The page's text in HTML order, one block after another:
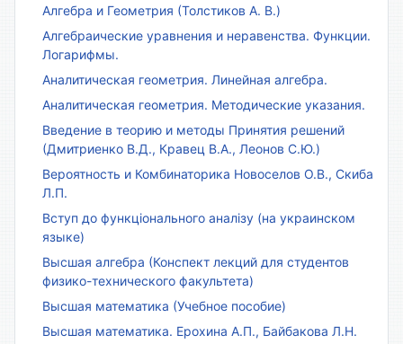
Алгебра и Геометрия (Толстиков А. В.)
Алгебраические уравнения и неравенства. Функции.
Логарифмы.
Аналитическая геометрия. Линейная алгебра.
Аналитическая геометрия. Методические указания.
Введение в теорию и методы Принятия решений
(Дмитриенко В.Д., Кравец В.А., Леонов С.Ю.)
Вероятность и Комбинаторика Новоселов О.В., Скиба
Л.П.
Вступ до функціонального аналізу (на украинском
языке)
Высшая алгебра (Конспект лекций для студентов
физико-технического факультета)
Высшая математика (Учебное пособие)
Высшая математика. Ерохина А.П., Байбакова Л.Н.